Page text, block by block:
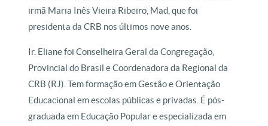
irmã Maria Inês Vieira Ribeiro, Mad, que foi
presidenta da CRB nos últimos nove anos.
Ir. Eliane foi Conselheira Geral da Congregação,
Provincial do Brasil e Coordenadora da Regional da
CRB (RJ). Tem formação em Gestão e Orientação
Educacional em escolas públicas e privadas. É pós-
graduada em Educação Popular e especializada em